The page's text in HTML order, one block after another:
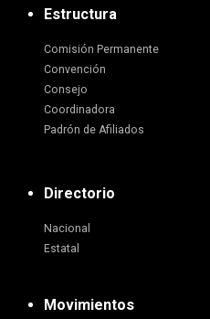
Estructura
Comisión Permanente
Convención
Consejo
Coordinadora
Padrón de Afiliados
Directorio
Nacional
Estatal
Movimientos